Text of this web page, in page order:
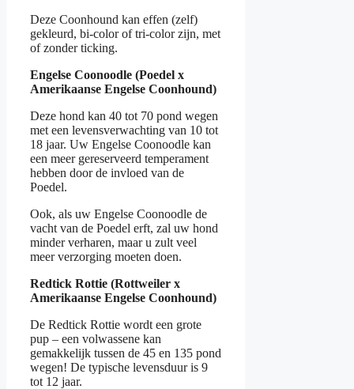
Deze Coonhound kan effen (zelf)
gekleurd, bi-color of tri-color zijn, met
of zonder ticking.
Engelse Coonoodle (Poedel x
Amerikaanse Engelse Coonhound)
Deze hond kan 40 tot 70 pond wegen
met een levensverwachting van 10 tot
18 jaar. Uw Engelse Coonoodle kan
een meer gereserveerd temperament
hebben door de invloed van de
Poedel.
Ook, als uw Engelse Coonoodle de
vacht van de Poedel erft, zal uw hond
minder verharen, maar u zult veel
meer verzorging moeten doen.
Redtick Rottie (Rottweiler x
Amerikaanse Engelse Coonhound)
De Redtick Rottie wordt een grote
pup – een volwassene kan
gemakkelijk tussen de 45 en 135 pond
wegen! De typische levensduur is 9
tot 12 jaar.